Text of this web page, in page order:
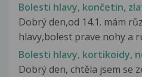
Bolesti hlavy, končetin,
Dobrý den,od 14.1. mám
hlavy,bolest prave nohy a
Bolesti hlavy, kortikoidy,
Dobrý den, chtěla jsem se